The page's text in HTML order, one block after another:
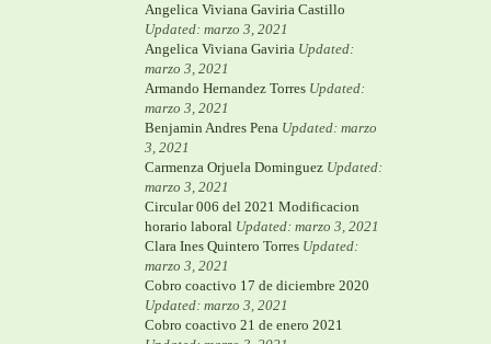
Angelica Viviana Gaviria Castillo
Updated: marzo 3, 2021
Angelica Viviana Gaviria Updated:
marzo 3, 2021
Armando Hernandez Torres Updated:
marzo 3, 2021
Benjamin Andres Pena Updated: marzo
3, 2021
Carmenza Orjuela Dominguez Updated:
marzo 3, 2021
Circular 006 del 2021 Modificacion
horario laboral Updated: marzo 3, 2021
Clara Ines Quintero Torres Updated:
marzo 3, 2021
Cobro coactivo 17 de diciembre 2020
Updated: marzo 3, 2021
Cobro coactivo 21 de enero 2021